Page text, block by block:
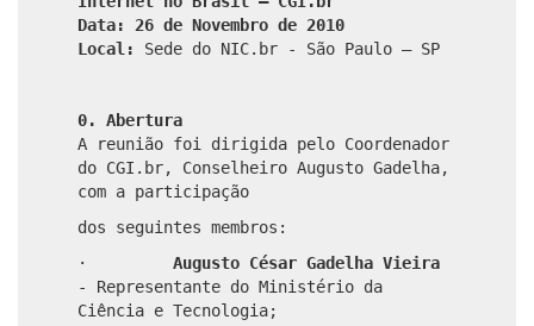
Data: 26 de Novembro de 2010
Local:
Sede do NIC.br - São Paulo – SP
0. Abertura
A reunião foi dirigida pelo Coordenador
do CGI.br, Conselheiro Augusto Gadelha,
com a participação
dos seguintes membros:
·
Augusto César Gadelha Vieira
- Representante do Ministério da
Ciência e Tecnologia;